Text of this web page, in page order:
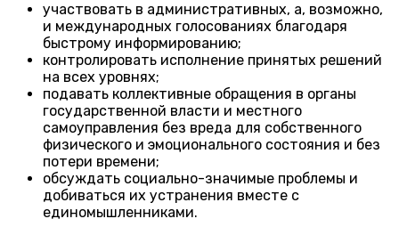
участвовать в административных, а, возможно,
и международных голосованиях благодаря
быстрому информированию;
контролировать исполнение принятых решений
на всех уровнях;
подавать коллективные обращения в органы
государственной власти и местного
самоуправления без вреда для собственного
физического и эмоционального состояния и без
потери времени;
обсуждать социально-значимые проблемы и
добиваться их устранения вместе с
единомышленниками.